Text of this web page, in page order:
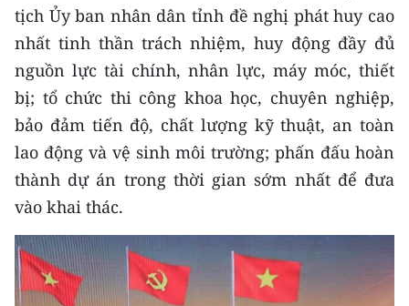
tịch Ủy ban nhân dân tỉnh đề nghị phát huy cao
nhất tinh thần trách nhiệm, huy động đầy đủ
nguồn lực tài chính, nhân lực, máy móc, thiết
bị; tổ chức thi công khoa học, chuyên nghiệp,
bảo đảm tiến độ, chất lượng kỹ thuật, an toàn
lao động và vệ sinh môi trường; phấn đấu hoàn
thành dự án trong thời gian sớm nhất để đưa
vào khai thác.